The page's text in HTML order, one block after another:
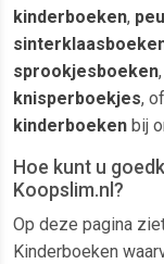
kinderboeken,
sprookjesboeken,
knisperboekjes, of
kinderboeken bij
Hoe kunt u
Koopslim.nl?
Op deze pagina
Kinderboeken